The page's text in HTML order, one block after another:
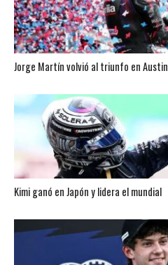
Jorge Martín volvió al triunfo en Austin
Kimi ganó en Japón y lidera el mundial